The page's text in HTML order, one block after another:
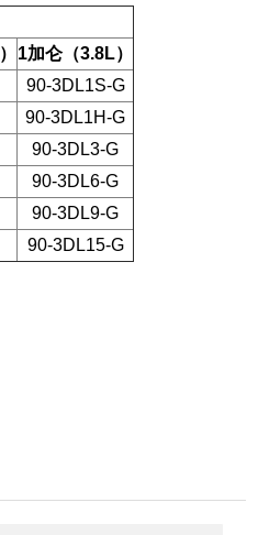
） 1加仑（3.8L）
90-3DL1S-G
90-3DL1H-G
90-3DL3-G
90-3DL6-G
90-3DL9-G
90-3DL15-G